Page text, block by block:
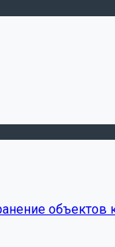
объектов